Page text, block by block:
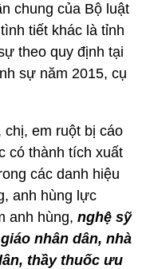
chung của Bộ luật
tiết khác là tỉnh
theo quy định tại
sự năm 2015, cụ
em ruột bị cáo
có thành tích xuất
các danh hiệu
anh hùng lực
anh hùng, nghệ sỹ
nhân dân, nhà
thầy thuốc ưu